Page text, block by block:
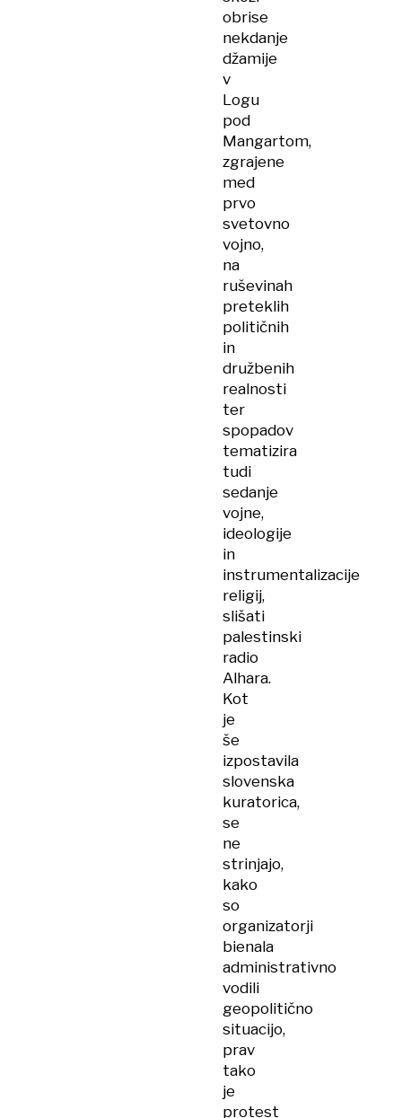
obrise
nekdanje
džamije
v
Logu
pod
Mangartom,
zgrajene
med
prvo
svetovno
vojno,
na
ruševinah
preteklih
političnih
in
družbenih
realnosti
ter
spopadov
tematizira
tudi
sedanje
vojne,
ideologije
in
instrumentalizacije
religij,
slišati
palestinski
radio
Alhara.
Kot
je
še
izpostavila
slovenska
kuratorica,
se
ne
strinjajo,
kako
so
organizatorji
bienala
administrativno
vodili
geopolitično
situacijo,
prav
tako
je
protest